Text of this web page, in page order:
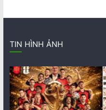
TIN HÌNH ẢNH